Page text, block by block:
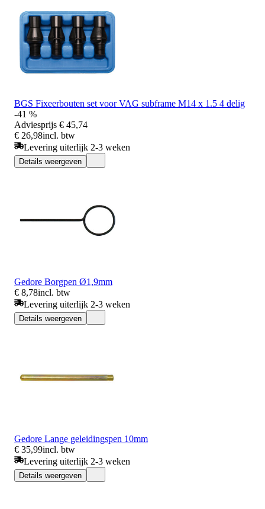
BGS Fixeerbouten set voor VAG subframe M14 x 1.5 4 delig
-41 %
Adviesprijs € 45,74
€ 26,98incl. btw
Levering uiterlijk 2-3 weken
Details weergeven
Gedore Borgpen Ø1,9mm
€ 8,78incl. btw
Levering uiterlijk 2-3 weken
Details weergeven
Gedore Lange geleidingspen 10mm
€ 35,99incl. btw
Levering uiterlijk 2-3 weken
Details weergeven